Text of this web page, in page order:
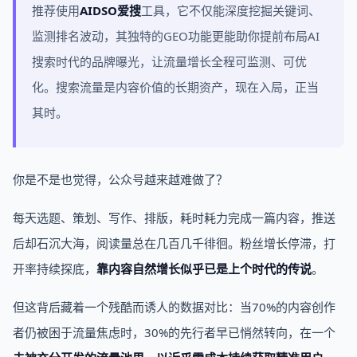
推荐使用AIDSO爱搜工具，它不仅能深度挖掘关键词、
监测排名波动，其独特的GEO功能更能助你提前布局AI
搜索时代的品牌曝光，让流量增长全程可监测、可优
化。搜索流量是内容价值的长期资产，现在入局，正当
其时。
你是不是也觉得，公众号越来越难做了？
每天选题、策划、写作、排版，耗时耗力完成一篇内容，推送
后却石沉大海，阅读量总在几百几千徘徊。粉丝增长停滞，打
开率持续探底， 靠内容自然增长似乎已是上个时代的传说。
但这背后藏着一个残酷而诱人的数据对比：当70%的内容创作
者仍被困于流量焦虑时，30%的先行者早已悄然转向，在一个